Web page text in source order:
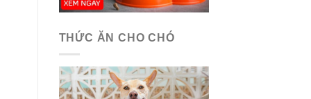
THỨC ĂN CHO CHÓ